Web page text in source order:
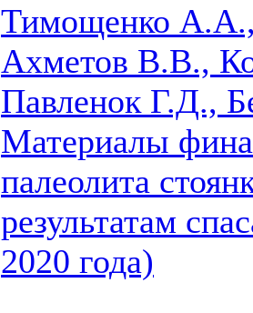
Тимощенко
Ахметов В.В.,
Павленок Г.Д.,
Материалы
палеолита
результатам
2020 года)